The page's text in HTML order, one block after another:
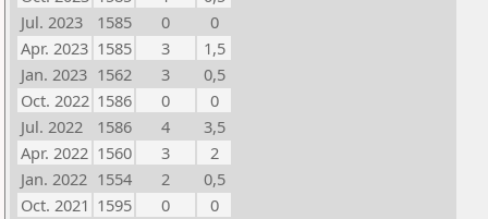
Jul. 2023
1585 0
0
Apr. 2023 1585 3
1,5
Jan. 2023 1562 3
0,5
Oct. 2022 1586 0
0
Jul. 2022
1586 4
3,5
Apr. 2022 1560 3
2
Jan. 2022 1554 2
0,5
Oct. 2021 1595 0
0